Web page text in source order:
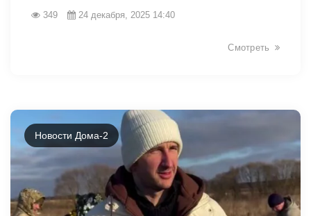
349 24 декабря, 2025 14:40
Смотреть
Новости Дома-2